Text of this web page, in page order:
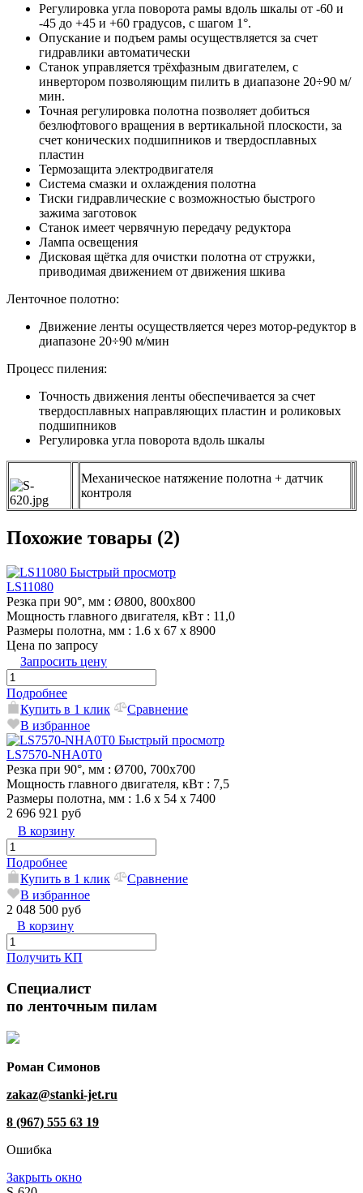
Регулировка угла поворота рамы вдоль шкалы от -60 и
-45 до +45 и +60 градусов, с шагом 1°.
Опускание и подъем рамы осуществляется за счет
гидравлики автоматически
Станок управляется трёхфазным двигателем, с
инвертором позволяющим пилить в диапазоне 20÷90 м/
мин.
Точная регулировка полотна позволяет добиться
безлюфтового вращения в вертикальной плоскости, за
счет конических подшипников и твердосплавных
пластин
Термозащита электродвигателя
Система смазки и охлаждения полотна
Тиски гидравлические с возможностью быстрого
зажима заготовок
Станок имеет червячную передачу редуктора
Лампа освещения
Дисковая щётка для очистки полотна от стружки,
приводимая движением от движения шкива
Ленточное полотно:
Движение ленты осуществляется через мотор-редуктор в
диапазоне 20÷90 м/мин
Процесс пиления:
Точность движения ленты обеспечивается за счет
твердосплавных направляющих пластин и роликовых
подшипников
Регулировка угла поворота вдоль шкалы
Механическое натяжение полотна + датчик
контроля
Похожие товары (2)
Быстрый просмотр
LS11080
Резка при 90°, мм : Ø800, 800х800
Мощность главного двигателя, кВт : 11,0
Размеры полотна, мм : 1.6 х 67 х 8900
Цена по запросу
Запросить цену
Подробнее
Купить в 1 клик
Сравнение
В избранное
Быстрый просмотр
LS7570-NHA0T0
Резка при 90°, мм : Ø700, 700х700
Мощность главного двигателя, кВт : 7,5
Размеры полотна, мм : 1.6 х 54 х 7400
2 696 921 руб
В корзину
Подробнее
Купить в 1 клик
Сравнение
В избранное
2 048 500 руб
В корзину
Получить КП
Специалист
по ленточным пилам
Роман Симонов
zakaz@stanki-jet.ru
8 (967) 555 63 19
Ошибка
Закрыть окно